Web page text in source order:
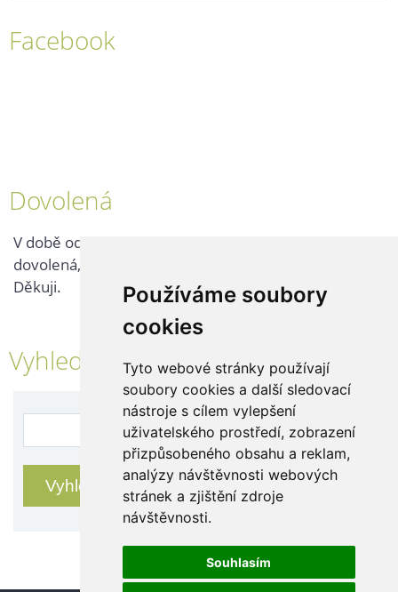
Používáme soubory
cookies
Tyto webové stránky používají
soubory cookies a další sledovací
nástroje s cílem vylepšení
uživatelského prostředí, zobrazení
přizpůsobeného obsahu a reklam,
analýzy návštěvnosti webových
stránek a zjištění zdroje
návštěvnosti.
Souhlasím
Facebook
Dovolená
V době od 25. 7. - 2. 8. 2026 probíhá v naší firmě
dovolená, kontaktujte nás až po jejím ukončení.
Děkuji.
Vyhledávání